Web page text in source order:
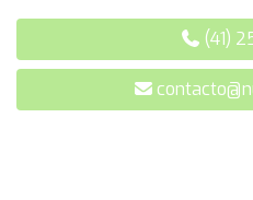
(41)